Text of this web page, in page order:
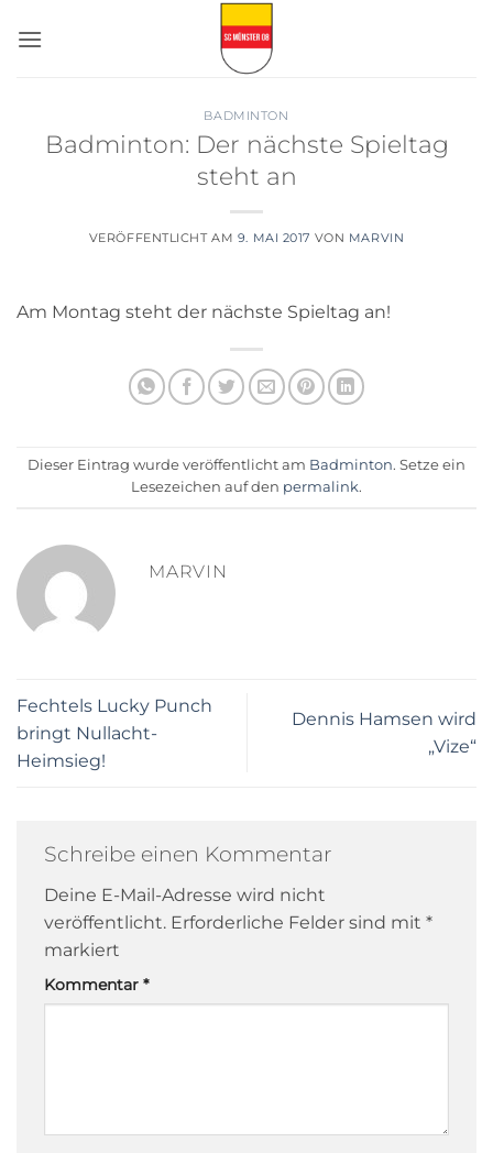
Inhalt
BADMINTON
Badminton: Der nächste Spieltag
steht an
VERÖFFENTLICHT AM 9. MAI 2017 VON MARVIN
Am Montag steht der nächste Spieltag an!
Dieser Eintrag wurde veröffentlicht am Badminton. Setze ein
Lesezeichen auf den permalink.
MARVIN
Fechtels Lucky Punch
bringt Nullacht-
Heimsieg!
Dennis Hamsen wird
„Vize“
Schreibe einen Kommentar
Deine E-Mail-Adresse wird nicht
veröffentlicht. Erforderliche Felder sind mit *
markiert
Kommentar *